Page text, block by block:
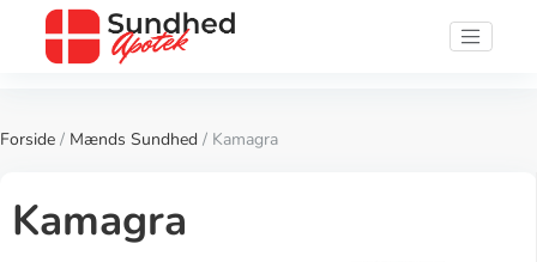
Forside / Mænds Sundhed / Kamagra
Kamagra